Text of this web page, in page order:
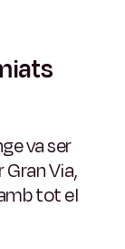
va ser
Via,
tot el